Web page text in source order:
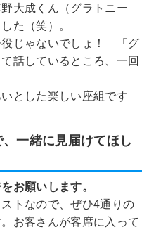
大成くん（グラトニー
た（笑）。
じゃないでしょ！ 「グ
話しているところ、一回
とした楽しい座組です
一緒に見届けてほし
お願いします。
トなので、ぜひ4通りの
お客さんが客席に入って